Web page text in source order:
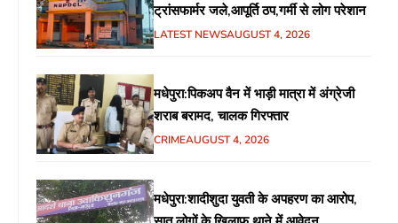
ट्रांसफार्मर जले,आपूर्ति ठप,गर्मी से लोग परेशान
LATEST NEWSAUGUST 4, 2026
मधेपुरा:पिकअप वैन में भाड़ी मात्रा में अंग्रेजी
शराब बरामद, चालक गिरफ्तार
CRIMEAUGUST 4, 2026
मधेपुरा:शादीशुदा युवती के अपहरण का आरोप,